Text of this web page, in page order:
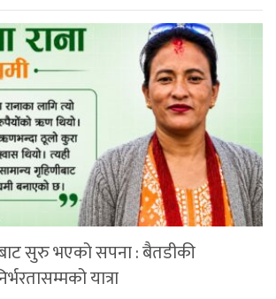
सुरु भएको सपना : बैतडीकी
यात्रा